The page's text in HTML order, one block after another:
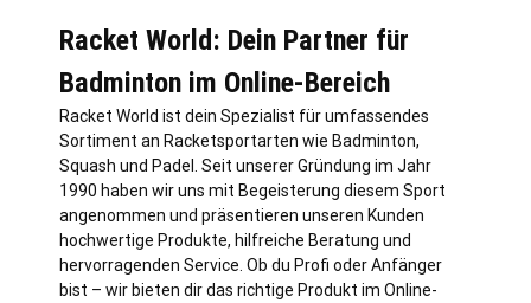
Racket World: Dein Partner für
Badminton im Online-Bereich
Racket World ist dein Spezialist für umfassendes
Sortiment an Racketsportarten wie Badminton,
Squash und Padel. Seit unserer Gründung im Jahr
1990 haben wir uns mit Begeisterung diesem Sport
angenommen und präsentieren unseren Kunden
hochwertige Produkte, hilfreiche Beratung und
hervorragenden Service. Ob du Profi oder Anfänger
bist – wir bieten dir das richtige Produkt im Online-